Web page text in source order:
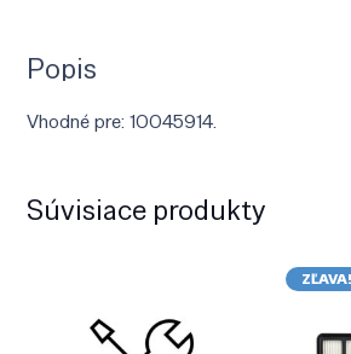
Popis
Vhodné pre: 10045914.
Súvisiace produkty
ZĽAVA!